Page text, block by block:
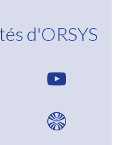
d'ORSYS